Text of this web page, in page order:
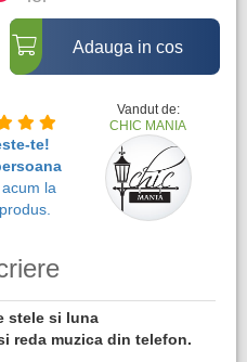
Adauga in cos
te!
la
Vandut de:
CHIC MANIA
stele si luna
reda muzica din telefon.